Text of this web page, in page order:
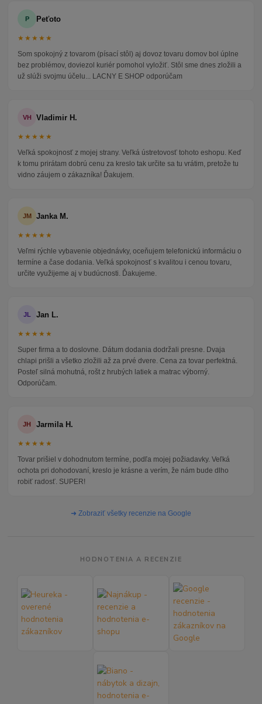
P Peťoto
★★★★★
Som spokojný z tovarom (písací stôl) aj dovoz tovaru domov bol úplne
bez problémov, doviezol kuriér pomohol vyložiť. Stôl sme dnes zložili a
už slúži svojmu účelu... LACNY E SHOP odporúčam
VH Vladimir H.
★★★★★
Veľká spokojnosť z mojej strany. Veľká ústretovosť tohoto eshopu. Keď
k tomu prirátam dobrú cenu za kreslo tak určite sa tu vrátim, pretože tu
vidno záujem o zákazníka! Ďakujem.
JM Janka M.
★★★★★
Veľmi rýchle vybavenie objednávky, oceňujem telefonickú informáciu o
termíne a čase dodania. Veľká spokojnosť s kvalitou i cenou tovaru,
určite využijeme aj v budúcnosti. Ďakujeme.
JL Jan L.
★★★★★
Super firma a to doslovne. Dátum dodania dodržali presne. Dvaja
chlapi prišli a všetko zložili až za prvé dvere. Cena za tovar perfektná.
Posteľ silná mohutná, rošt z hrubých latiek a matrac výborný.
Odporúčam.
JH Jarmila H.
★★★★★
Tovar prišiel v dohodnutom termíne, podľa mojej požiadavky. Veľká
ochota pri dohodovaní, kreslo je krásne a verím, že nám bude dlho
robiť radosť. SUPER!
➜ Zobraziť všetky recenzie na Google
HODNOTENIA A RECENZIE